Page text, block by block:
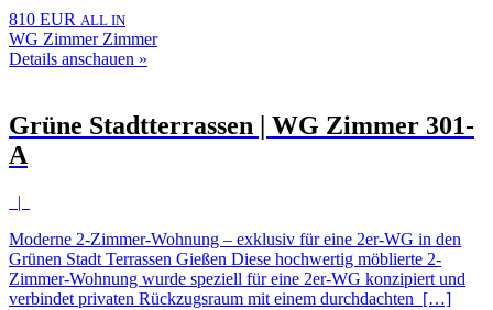
810 EUR ALL IN
WG Zimmer Zimmer
Details anschauen »
Grüne Stadtterrassen | WG Zimmer 301-
A
|
Moderne 2-Zimmer-Wohnung – exklusiv für eine 2er-WG in den
Grünen Stadt Terrassen Gießen Diese hochwertig möblierte 2-
Zimmer-Wohnung wurde speziell für eine 2er-WG konzipiert und
verbindet privaten Rückzugsraum mit einem durchdachten […]